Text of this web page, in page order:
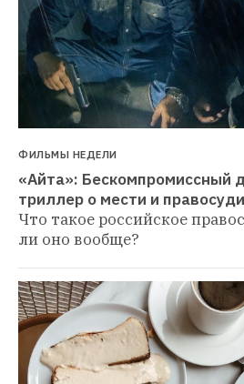
ФИЛЬМЫ НЕДЕЛИ
«Айта»: Бескомпромиссный
триллер о мести и
Что такое российское
ли оно вообще?